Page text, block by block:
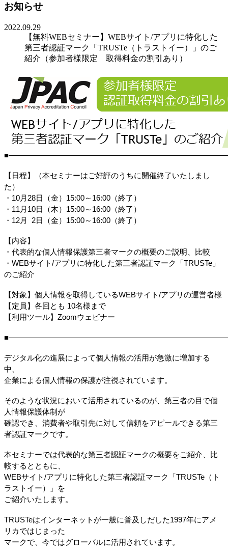
お知らせ
2022.09.29
【無料WEBセミナー】WEBサイト/アプリに特化した
第三者認証マーク「TRUSTe（トラストイー）」のご
紹介（参加者様限定 取得料金の割引あり）
【日程】（本セミナーはご好評のうちに開催終了いたしまし
た）
・10
・11 月10日（木）15:00～16:00 （終了）
・12月  2日（金） 15:00～16:00 （終了）
【内容】
・代表的な個人情報保護第三者マークの概要のご説明、比較
・WEBサイト/アプリに特化した第三者認証マーク「TRUSTe」
のご紹介
【対象】個人情報を取得しているWEBサイト/アプリの運営者様
【定員】各回とも 10名様まで
【利用ツール】Zoomウェビナー
デジタル化の進展によって個人情報の活用が急激に増加する
中、
企業による個人情報の保護が注視されています。
そのような状況において活用されているのが、第三者の目で個
人情報保護体制が
確認でき、消費者や取引先に対して信頼をアピールできる第三
者認証マークです。
本セミナーでは代表的な第三者認証マークの概要をご紹介、比
較するとともに、
WEBサイト/アプリに特化した第三者認証マーク「TRUSTe（ト
ラストイー）」を
ご紹介いたします。
TRUSTeはインターネットが一般に普及しだした1997年にアメ
リカではじまった
マークで、今ではグローバルに活用されています。